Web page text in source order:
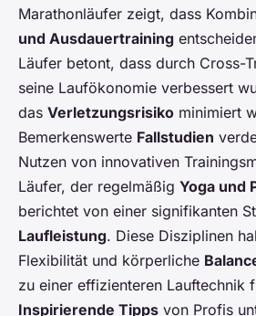
Marathonläufer zeigt, dass
und Ausdauertraining
Läufer betont, dass durch Cross-
seine Laufökonomie verbessert
das Verletzungsrisiko minimiert
Bemerkenswerte Fallstudien
Nutzen von innovativen
Läufer, der regelmäßig Yoga und
berichtet von einer signifikanten
Laufleistung. Diese Disziplinen
Flexibilität und körperliche
zu einer effizienteren Lauftechnik
Inspirierende Tipps von Profis